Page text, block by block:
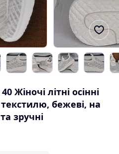
Жіночі літні осінні
бежеві, на
зручні